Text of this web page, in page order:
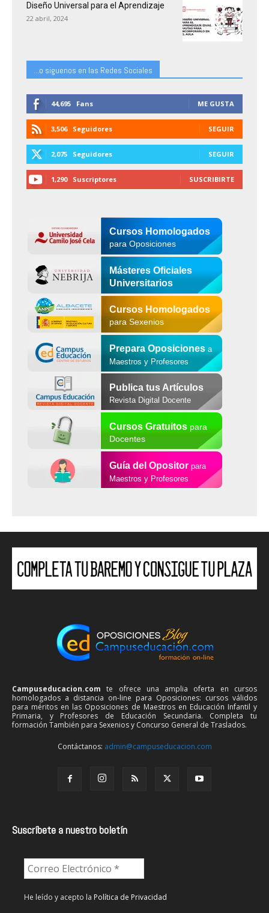
Diseño Universal para el Aprendizaje
22 abril, 2024
...o siguenos en las Redes Sociales
44,695 Fans ME GUSTA
3,506 Seguidores SEGUIR
2,075 Seguidores SEGUIR
1,290 Suscriptores SUSCRIBIRTE
Cursos Homologados
para Oposiciones
Másteres Oficiales
Universitarios
Cursos Homologados
para Sexenios
Prepara Oposiciones a
Maestros y Profesores
Publica tus Artículos
Revista Digital Docente
Cursos Gratuitospara
Docentes
Guía del Opositor para
Maestros y Profesores
Campuseducacion.com te ofrece una amplia oferta en cursos
homologados a distancia on-line para Oposiciones: cursos válidos
para méritos en las Oposiciones de Maestros en Educación Infantil y
Primaria, y Profesores de Educación Secundaria. Completa tu
formación También para Sexenios y Concurso General de Traslados.
Contáctanos: admin@campuseducacion.com
Suscríbete a nuestro boletín
He leído y acepto la Política de Privacidad